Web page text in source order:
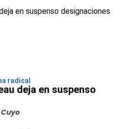
radical
deja en suspenso